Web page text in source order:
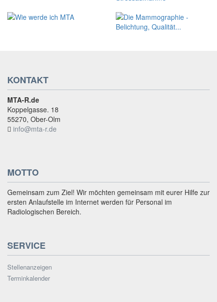
KONTAKT
MTA-R.de
Koppelgasse. 18
55270, Ober-Olm
info@mta-r.de
MOTTO
Gemeinsam zum Ziel! Wir möchten gemeinsam mit eurer Hilfe zur
ersten Anlaufstelle im Internet werden für Personal im
Radiologischen Bereich.
SERVICE
Stellenanzeigen
Terminkalender